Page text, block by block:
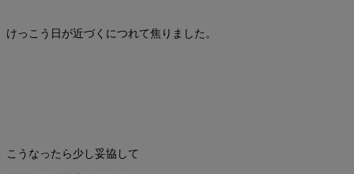
けっこう日が近づくにつれて焦りました。
こうなったら少し妥協して